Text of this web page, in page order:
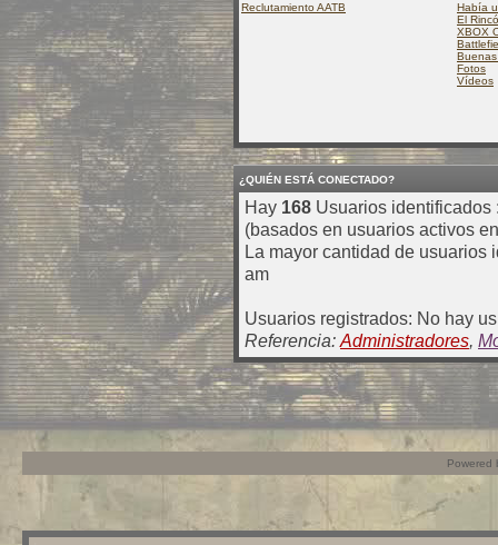
Reclutamiento AATB
Había
El
XBOX
Fotos
Vídeos
¿QUIÉN ESTÁ CONECTADO?
Hay 168 Usuarios identificados
(basados en usuarios activos
La mayor cantidad de usuarios
am
Usuarios registrados: No hay
Referencia: Administradores,
Powered